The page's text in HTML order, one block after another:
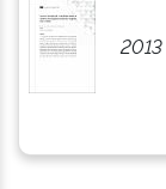
2013